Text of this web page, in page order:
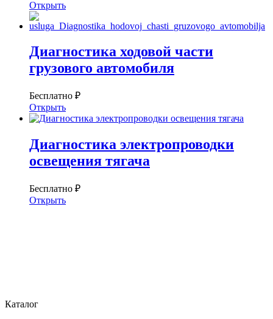
Открыть
Диагностика ходовой части
грузового автомобиля
Бесплатно ₽
Открыть
Диагностика электропроводки
освещения тягача
Бесплатно ₽
Открыть
Каталог